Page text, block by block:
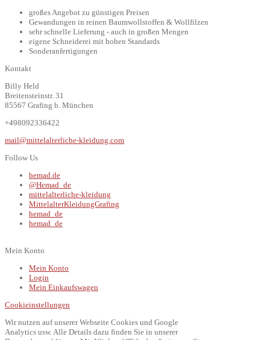
großes Angebot zu günstigen Preisen
Gewandungen in reinen Baumwollstoffen & Wollfilzen
sehr schnelle Lieferung - auch in großen Mengen
eigene Schneiderei mit hohen Standards
Sonderanfertigungen
Kontakt
Billy Held
Breitensteinstr. 31
85567 Grafing b. München
+498092336422
mail@mittelalterliche-kleidung.com
Follow Us
hemad.de
@Hemad_de
mittelalterliche-kleidung
MittelalterKleidungGrafing
hemad_de
hemad_de
Mein Konto
Mein Konto
Login
Mein Einkaufswagen
Cookieinstellungen
Wir nutzen auf unserer Webseite Cookies und Google
Analytics usw. Alle Details dazu finden Sie in unserer